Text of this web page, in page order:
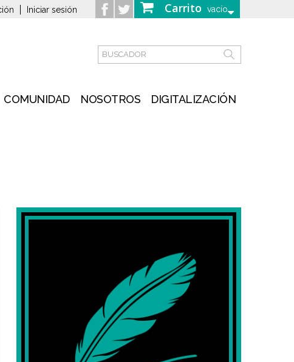
Carrito vacío
Iniciar sesión
COMUNIDAD NOSOTROS DIGITALIZACIÓN